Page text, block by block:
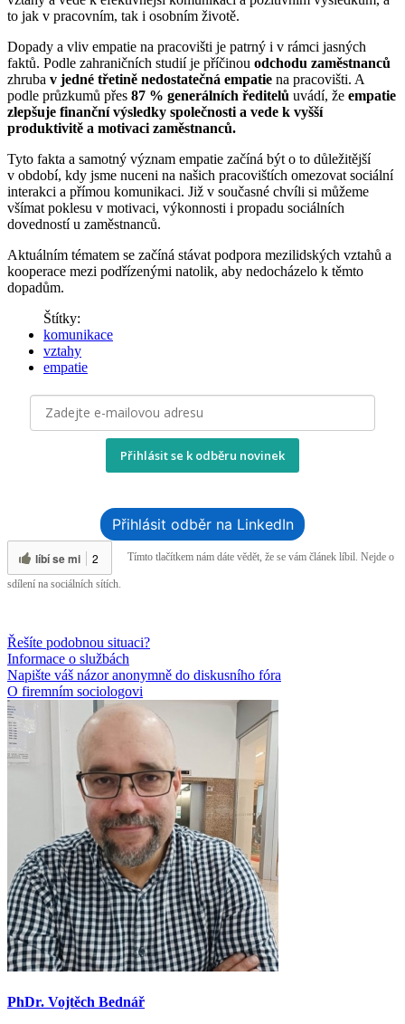
to jak v pracovním, tak i osobním životě.
Dopady a vliv empatie na pracovišti je patrný i v rámci jasných
faktů. Podle zahraničních studií je příčinou odchodu zaměstnanců
zhruba v jedné třetině nedostatečná empatie na pracovišti. A
podle průzkumů přes 87 % generálních ředitelů uvádí, že empatie
zlepšuje finanční výsledky společnosti a vede k vyšší
produktivitě a motivaci zaměstnanců.
Tyto fakta a samotný význam empatie začíná být o to důležitější
v období, kdy jsme nuceni na našich pracovištích omezovat sociální
interakci a přímou komunikaci. Již v současné chvíli si můžeme
všímat poklesu v motivaci, výkonnosti i propadu sociálních
dovedností u zaměstnanců.
Aktuálním tématem se začíná stávat podpora mezilidských vztahů a
kooperace mezi podřízenými natolik, aby nedocházelo k těmto
dopadům.
Štítky:
komunikace
vztahy
empatie
Přihlásit se k odběru novinek
Přihlásit odběr na LinkedIn
líbí se mi 2 Tímto tlačítkem nám dáte vědět, že se vám článek líbil. Nejde o
sdílení na sociálních sítích.
Řešíte podobnou situaci?
Informace o službách
Napište váš názor anonymně do diskusního fóra
O firemním sociologovi
PhDr. Vojtěch Bednář